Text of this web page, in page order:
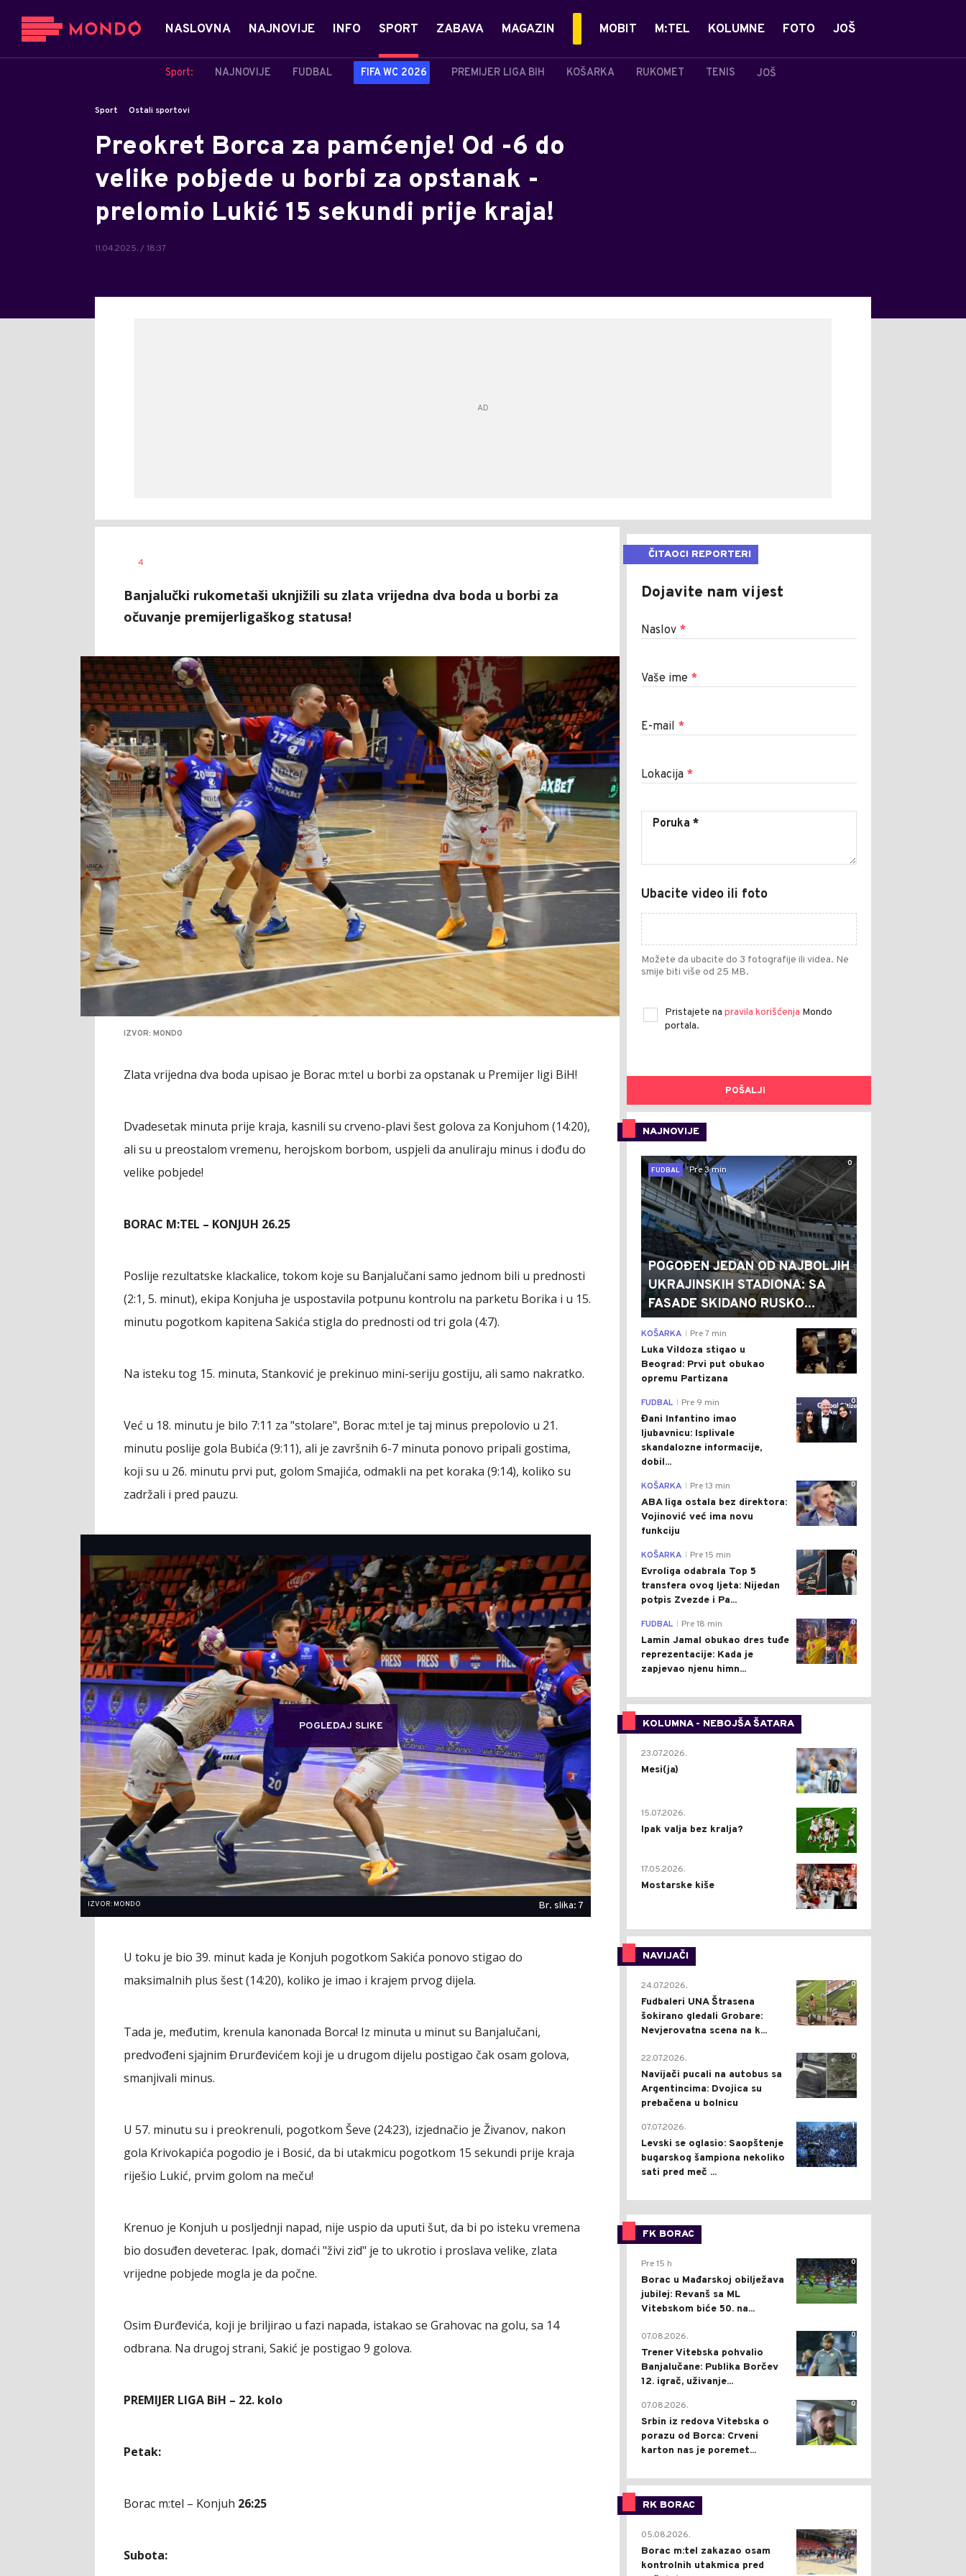
NASLOVNA NAJNOVIJE INFO SPORT
Sport: NAJNOVIJE FUDBAL FIFA WC 2026 PREMIJER LIGA BIH KOŠARKA RUKOMET TENIS JOŠ
ZABAVA MAGAZIN MOBIT M:TEL KOLUMNE FOTO JOŠ
Sport Ostali sportovi
Preokret Borca za pamćenje! Od -6 do
velike pobjede u borbi za opstanak -
prelomio Lukić 15 sekundi prije kraja!
11.04.2025. / 18:37
AUTOR
4
Banjalučki rukometaši uknjižili su zlata vrijedna dva boda u borbi za
očuvanje premijerligaškog statusa!
IZVOR: MONDO
Zlata vrijedna dva boda upisao je Borac m:tel u borbi za opstanak u Premijer ligi BiH!
Dvadesetak minuta prije kraja, kasnili su crveno-plavi šest golova za Konjuhom (14:20),
ali su u preostalom vremenu, herojskom borbom, uspjeli da anuliraju minus i dođu do
velike pobjede!
BORAC M:TEL – KONJUH 26.25
Poslije rezultatske klackalice, tokom koje su Banjalučani samo jednom bili u prednosti
(2:1, 5. minut), ekipa Konjuha je uspostavila potpunu kontrolu na parketu Borika i u 15.
minutu pogotkom kapitena Sakića stigla do prednosti od tri gola (4:7).
Na isteku tog 15. minuta, Stanković je prekinuo mini-seriju gostiju, ali samo nakratko.
Već u 18. minutu je bilo 7:11 za "stolare", Borac m:tel je taj minus prepolovio u 21.
minutu poslije gola Bubića (9:11), ali je završnih 6-7 minuta ponovo pripali gostima,
koji su u 26. minutu prvi put, golom Smajića, odmakli na pet koraka (9:14), koliko su
zadržali i pred pauzu.
POGLEDAJ SLIKE
IZVOR: MONDO Br. slika: 7
U toku je bio 39. minut kada je Konjuh pogotkom Sakića ponovo stigao do
maksimalnih plus šest (14:20), koliko je imao i krajem prvog dijela.
Tada je, međutim, krenula kanonada Borca! Iz minuta u minut su Banjalučani,
predvođeni sjajnim Đrurđevićem koji je u drugom dijelu postigao čak osam golova,
smanjivali minus.
U 57. minutu su i preokrenuli, pogotkom Ševe (24:23), izjednačio je Živanov, nakon
gola Krivokapića pogodio je i Bosić, da bi utakmicu pogotkom 15 sekundi prije kraja
riješio Lukić, prvim golom na meču!
Krenuo je Konjuh u posljednji napad, nije uspio da uputi šut, da bi po isteku vremena
bio dosuđen deveterac. Ipak, domaći "živi zid" je to ukrotio i proslava velike, zlata
vrijedne pobjede mogla je da počne.
Osim Đurđevića, koji je briljirao u fazi napada, istakao se Grahovac na golu, sa 14
odbrana. Na drugoj strani, Sakić je postigao 9 golova.
PREMIJER LIGA BiH – 22. kolo
Petak:
Borac m:tel – Konjuh 26:25
Subota:
ČITAOCI REPORTERI
Dojavite nam vijest
Naslov *
Vaše ime *
E-mail *
Lokacija *
Ubacite video ili foto
Možete da ubacite do 3 fotografije ili videa. Ne
smije biti više od 25 MB.
Pristajete na pravila korišćenja Mondo
portala.
POŠALJI
NAJNOVIJE
0
FUDBAL
Pre 3 min
POGOĐEN JEDAN OD NAJBOLJIH
UKRAJINSKIH STADIONA: SA
FASADE SKIDANO RUSKO...
0
KOŠARKA Pre 7 min
Luka Vildoza stigao u
Beograd: Prvi put obukao
opremu Partizana
0
FUDBAL Pre 9 min
Đani Infantino imao
ljubavnicu: Isplivale
skandalozne informacije,
dobil...
0
KOŠARKA Pre 13 min
ABA liga ostala bez direktora:
Vojinović već ima novu
funkciju
0
KOŠARKA Pre 15 min
Evroliga odabrala Top 5
transfera ovog ljeta: Nijedan
potpis Zvezde i Pa...
0
FUDBAL Pre 18 min
Lamin Jamal obukao dres tuđe
reprezentacije: Kada je
zapjevao njenu himn...
KOLUMNA - NEBOJŠA ŠATARA
0
23.07.2026.
Mesi(ja)
2
15.07.2026.
Ipak valja bez kralja?
0
17.05.2026.
Mostarske kiše
NAVIJAČI
0
24.07.2026.
Fudbaleri UNA Štrasena
šokirano gledali Grobare:
Nevjerovatna scena na k...
0
22.07.2026.
Navijači pucali na autobus sa
Argentincima: Dvojica su
prebačena u bolnicu
1
07.07.2026.
Levski se oglasio: Saopštenje
bugarskog šampiona nekoliko
sati pred meč ...
FK BORAC
0
Pre 15 h
Borac u Mađarskoj obilježava
jubilej: Revanš sa ML
Vitebskom biće 50. na...
0
07.08.2026.
Trener Vitebska pohvalio
Banjalučane: Publika Borčev
12. igrač, uživanje...
0
07.08.2026.
Srbin iz redova Vitebska o
porazu od Borca: Crveni
karton nas je poremet...
RK BORAC
0
05.08.2026.
Borac m:tel zakazao osam
kontrolnih utakmica pred